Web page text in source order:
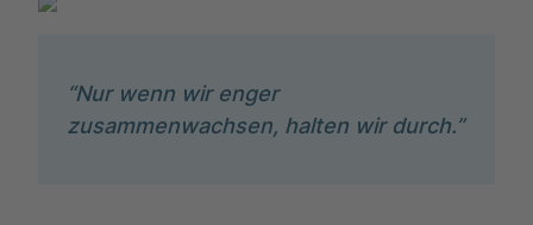
“Nur wenn wir enger
zusammenwachsen, halten wir durch.”